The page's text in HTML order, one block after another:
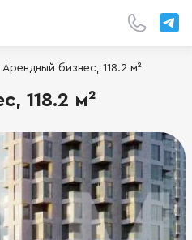
Арендный бизнес, 118.2 м²
118.2 м²